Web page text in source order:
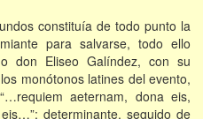
constituía de todo punto la
para salvarse, todo ello
don Eliseo Galíndez, con su
monótonos latines del evento,
aeternam, dona eis,
determinante, seguido de